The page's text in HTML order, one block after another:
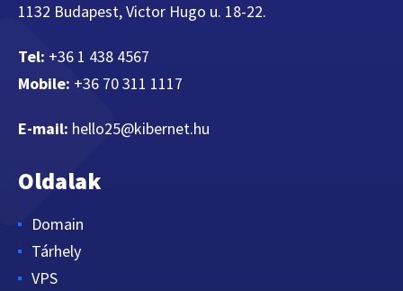
1132 Budapest, Victor Hugo u. 18-22.
Tel: +36 1 438 4567
Mobile: +36 70 311 1117
E-mail: hello25@kibernet.hu
Oldalak
Domain
Tárhely
VPS